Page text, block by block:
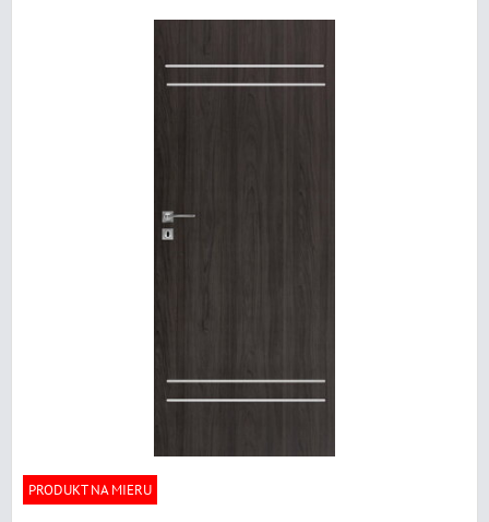
PRODUKT NA MIERU